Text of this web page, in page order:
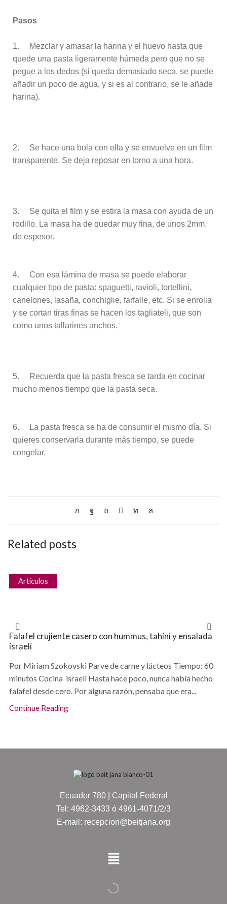
Pasos
1. Mezclar y amasar la harina y el huevo hasta que
quede una pasta ligeramente húmeda pero que no se
pegue a los dedos (si queda demasiado seca, se puede
añadir un poco de agua, y si es al contrario, se le añade
harina).
2. Se hace una bola con ella y se envuelve en un film
transparente. Se deja reposar en torno a una hora.
3. Se quita el film y se estira la masa con ayuda de un
rodillo. La masa ha de quedar muy fina, de unos 2mm.
de espesor.
4. Con esa lámina de masa se puede elaborar
cualquier tipo de pasta: spaguetti, ravioli, tortellini,
canelones, lasaña, conchiglie, farfalle, etc. Si se enrolla
y se cortan tiras finas se hacen los tagliateli, que son
como unos tallarines anchos.
5. Recuerda que la pasta fresca se tarda en cocinar
mucho menos tiempo que la pasta seca.
6. La pasta fresca se ha de consumir el mismo día. Si
quieres conservarla durante más tiempo, se puede
congelar.
Related posts
Articulos
Falafel crujiente casero con hummus, tahini y ensalada
israelí
Por Miriam Szokovski Parve de carne y lácteos Tiempo: 60
minutos Cocina israelí Hasta hace poco, nunca había hecho
falafel desde cero. Por alguna razón, pensaba que era...
Continue Reading
Ecuador 780 | Capital Federal
Tel: 4962-3433 ó 4961-4071/2/3
E-mail: recepcion@beitjana.org